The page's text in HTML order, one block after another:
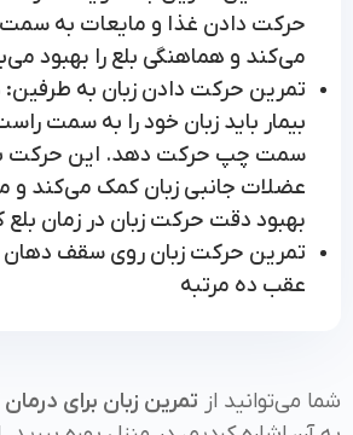
حرکت دادن غذا و مایعات به
می‌کند و هماهنگی بلع را بهبود
تمرین حرکت دادن زبان به طرفین:
بیمار باید زبان خود را به سمت
سمت چپ حرکت دهد. این حرکت
عضلات جانبی زبان کمک می‌کند و
بهبود دقت حرکت زبان در زمان
تمرین حرکت زبان روی سقف دهان
عقب ده مرتبه
شما می‌توانید از تمرین زبان برای درمان